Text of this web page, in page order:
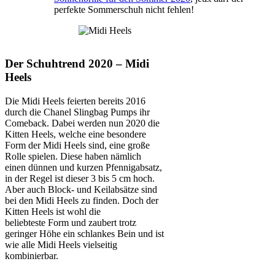
perfekte Sommerschuh nicht fehlen!
Der Schuhtrend 2020 – Midi
Heels
Die Midi Heels feierten bereits 2016
durch die Chanel Slingbag Pumps ihr
Comeback. Dabei werden nun 2020 die
Kitten Heels, welche eine besondere
Form der Midi Heels sind, eine große
Rolle spielen. Diese haben nämlich
einen dünnen und kurzen Pfennigabsatz,
in der Regel ist dieser 3 bis 5 cm hoch.
Aber auch Block- und Keilabsätze sind
bei den Midi Heels zu finden. Doch der
Kitten Heels ist wohl die
beliebteste Form und zaubert trotz
geringer Höhe ein schlankes Bein und ist
wie alle Midi Heels vielseitig
kombinierbar.